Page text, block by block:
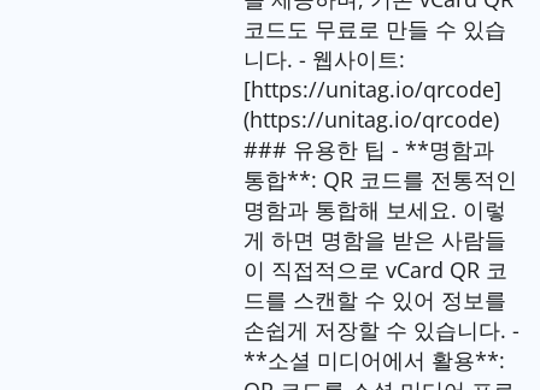
코드도 무료로 만들 수 있습
니다. - 웹사이트:
[https://unitag.io/qrcode]
(https://unitag.io/qrcode)
### 유용한 팁 - **명함과
통합**: QR 코드를 전통적인
명함과 통합해 보세요. 이렇
게 하면 명함을 받은 사람들
이 직접적으로 vCard QR 코
드를 스캔할 수 있어 정보를
손쉽게 저장할 수 있습니다. -
**소셜 미디어에서 활용**: